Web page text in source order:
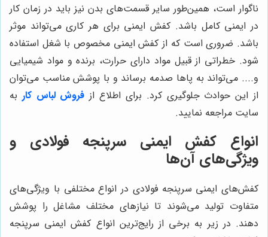
ناگوار است، همین‌طور سایر قسمت‌های بدن نیز باید در زمان کار
در ایمنی کامل باشد. کفش ایمنی برای هر کاری می‌تواند موثر
باشد. ضروری است که از کفش ایمنی مخصوص با شغل استفاده
شود. خطراتی از قبیل مواد دارای حرارت، برنده و مواد شیمیایی
و.... می‌تواند به پاها صدمه برساند و با پوشش مناسب می‌توان
از این حوادث جلوگیری کرد. برای اطلاع از فروش لباس کار به
سایت مراجعه نمایید.
انواع کفش ایمنی سرپنجه فولادی و
ویژگی‌های آن‌ها
کفش‌های ایمنی سرپنجه فولادی در انواع مختلفی با ویژگی‌های
متفاوت تولید می‌شوند تا نیازهای مختلف مشاغل را پوشش
دهند. در زیر به برخی از رایج‌ترین انواع کفش ایمنی سرپنجه